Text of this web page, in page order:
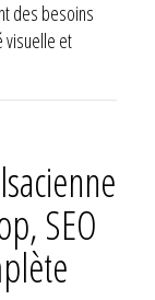
des besoins
visuelle et
SEO